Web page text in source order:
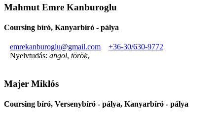
Mahmut Emre Kanburoglu
Coursing bíró, Kanyarbíró - pálya
emrekanburoglu@gmail.com
+36-30/630-9772
Nyelvtudás: angol, török,
Majer Miklós
Coursing bíró, Versenybíró - pálya, Kanyarbíró - pálya